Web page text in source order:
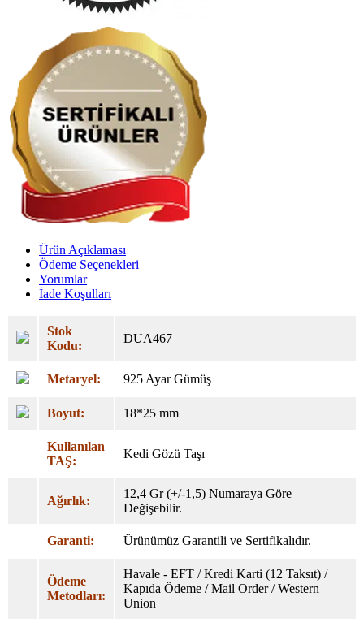
Ürün Açıklaması
Ödeme Seçenekleri
Yorumlar
İade Koşulları
Stok
Kodu:
DUA467
Metaryel: 925 Ayar Gümüş
Boyut: 18*25 mm
Kullanılan
TAŞ:
Kedi Gözü Taşı
Ağırlık:
12,4 Gr (+/-1,5) Numaraya Göre
Değişebilir.
Garanti: Ürünümüz Garantili ve Sertifikalıdır.
Ödeme
Metodları:
Havale - EFT / Kredi Karti (12 Taksıt) /
Kapıda Ödeme / Mail Order / Western
Union